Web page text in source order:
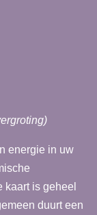
energie in uw
is geheel
duurt een